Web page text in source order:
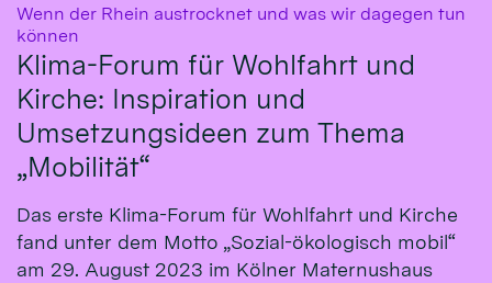
Wenn der Rhein austrocknet und was wir dagegen tun
können
Klima-Forum für Wohlfahrt und
Kirche: Inspiration und
Umsetzungsideen zum Thema
„Mobilität“
Das erste Klima-Fo­rum für Wohl­fahrt und Kirche
fand un­ter dem Mot­to „So­zial-öko­logisch mo­bil“
am 29. Au­gust 2023 im Köl­ner Ma­ternus­haus